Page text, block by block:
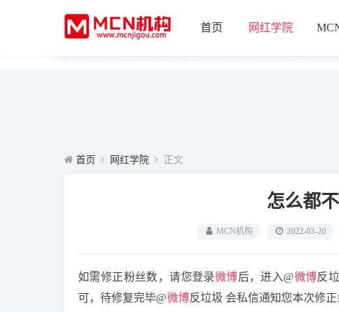
首页 网红学院
首页 网红学院 正文
怎么都
MCN机构 2022-03-20
如需修正粉丝数，请您登录微博后，进入@微博反
可，待修复完毕@微博反垃圾 会私信通知您本次修